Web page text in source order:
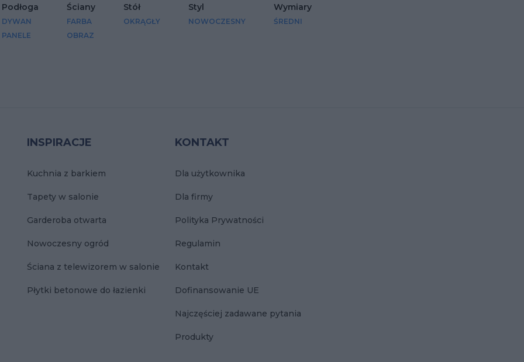
Podłoga
DYWAN
PANELE
Ściany
FARBA
OBRAZ
Stół
OKRĄGŁY
Styl
NOWOCZESNY
Wymiary
ŚREDNI
INSPIRACJE
Kuchnia z barkiem
Tapety w salonie
Garderoba otwarta
Nowoczesny ogród
Ściana z telewizorem w salonie
Płytki betonowe do łazienki
KONTAKT
Dla użytkownika
Dla firmy
Polityka Prywatności
Regulamin
Kontakt
Dofinansowanie UE
Najczęściej zadawane pytania
Produkty